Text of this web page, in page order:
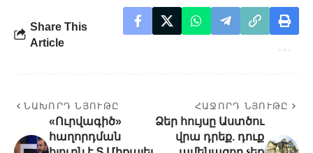
Share This
Article
ՆԱԽՈՐԴ ՆՅՈՒԹԸ
«Ուրվագիծ»
հաղորդման
ՀԱՋՈՐԴ ՆՅՈՒԹԸ
Ձեր հույսը Աստծու
վրա դրեք. դուք